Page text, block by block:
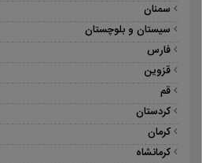
سمنان
سیستان و بلوچستان
فارس
قزوین
قم
کردستان
کرمان
کرمانشاه